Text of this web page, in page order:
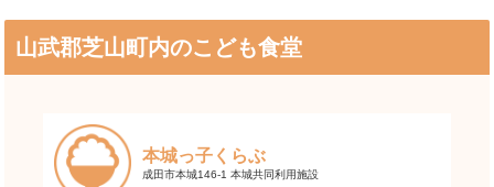
山武郡芝山町内のこども食堂
本城っ子くらぶ
成田市本城146-1 本城共同利用施設